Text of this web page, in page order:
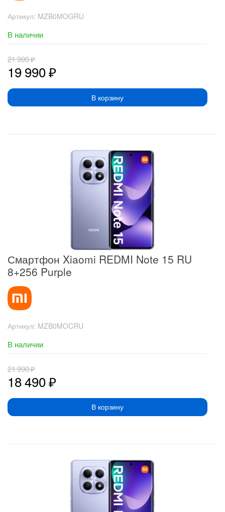
Артикул: MZB0MOGRU
В наличии
19 990₽
21 990₽
В корзину
Смартфон Xiaomi REDMI Note 15 RU
8+256 Purple
Артикул: MZB0MOCRU
В наличии
18 490₽
21 990₽
В корзину